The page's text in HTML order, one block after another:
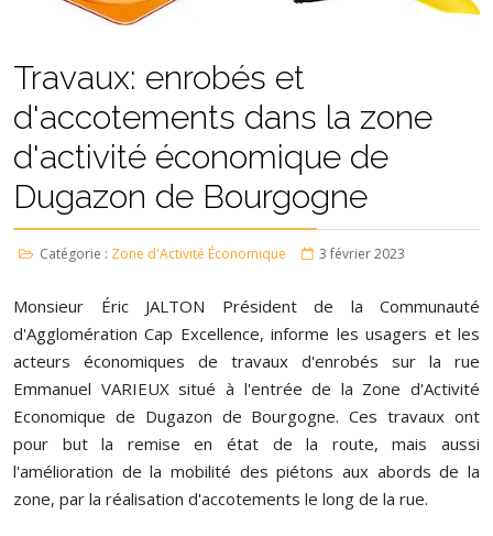
Travaux: enrobés et
d'accotements dans la zone
d'activité économique de
Dugazon de Bourgogne
Catégorie : Zone d'Activité Économique 3 février 2023
Monsieur Éric JALTON Président de la Communauté
d'Agglomération Cap Excellence, informe les usagers et les
acteurs économiques de travaux d'enrobés sur la rue
Emmanuel VARIEUX situé à l'entrée de la Zone d'Activité
Economique de Dugazon de Bourgogne. Ces travaux ont
pour but la remise en état de la route, mais aussi
l'amélioration de la mobilité des piétons aux abords de la
zone, par la réalisation d'accotements le long de la rue.